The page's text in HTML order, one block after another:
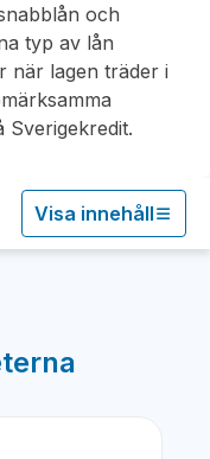
och
typ av lån
när lagen träder i
Sverigekredit.
Visa innehåll